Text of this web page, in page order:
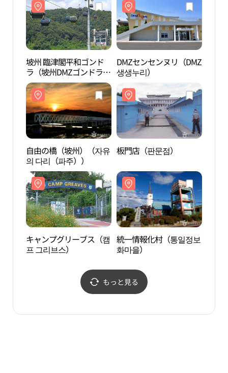
坡州 臨津閣平和ゴンド
ラ（坡州DMZゴンドラ）
（파주 임진각평화곤돌
라（파주 DMZ 곤돌
라））
DMZセンセンヌリ（DMZ
생생누리）
自由の橋（坡州）（자유
의 다리（파주））
板門店（판문점）
キャンプグリーブス（캠
프 그리브스）
統一情報化村（통일정보
화마을）
もっと見る